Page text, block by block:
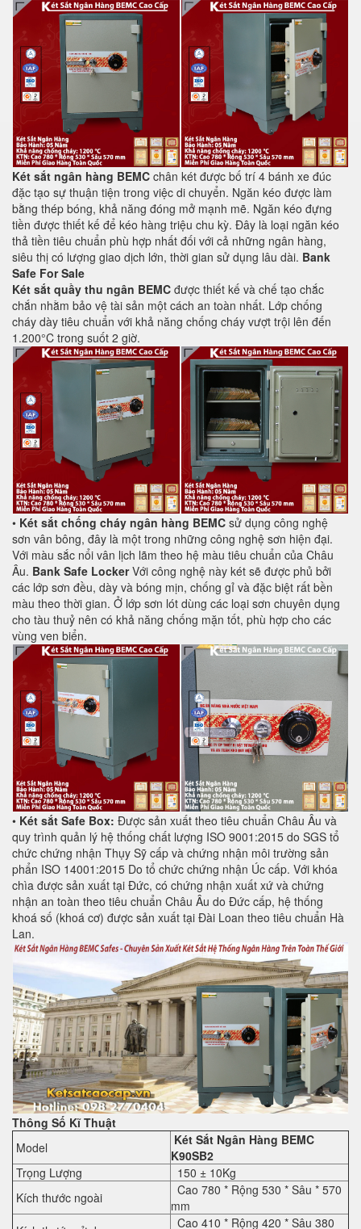
Két sắt ngân hàng BEMC chân két được bố trí 4 bánh xe đúc
đặc tạo sự thuận tiện trong việc di chuyển. Ngăn kéo được làm
bằng thép bóng, khả năng đóng mở mạnh mẽ. Ngăn kéo đựng
tiền được thiết kế để kéo hàng triệu chu kỳ. Đây là loại ngăn kéo
thả tiền tiêu chuẩn phù hợp nhất đối với cả những ngân hàng,
siêu thị có lượng giao dịch lớn, thời gian sử dụng lâu dài. Bank
Safe For Sale
Két sắt quầy thu ngân BEMC được thiết kế và chế tạo chắc
chắn nhằm bảo vệ tài sản một cách an toàn nhất. Lớp chống
cháy dày tiêu chuẩn với khả năng chống cháy vượt trội lên đến
1.200°C trong suốt 2 giờ.
• Két sắt chống cháy ngân hàng BEMC sử dụng công nghệ
sơn vân bông, đây là một trong những công nghệ sơn hiện đại.
Với màu sắc nổi vân lịch lãm theo hệ màu tiêu chuẩn của Châu
Âu. Bank Safe LockerVới công nghệ này két sẽ được phủ bởi
các lớp sơn đều, dày và bóng mịn, chống gỉ và đặc biệt rất bền
màu theo thời gian. Ở lớp sơn lót dùng các loại sơn chuyên dụng
cho tàu thuỷ nên có khả năng chống mặn tốt, phù hợp cho các
vùng ven biển.
• Két sắt Safe Box: Được sản xuất theo tiêu chuẩn Châu Âu và
quy trình quản lý hệ thống chất lượng ISO 9001:2015 do SGS tổ
chức chứng nhận Thụy Sỹ cấp và chứng nhận môi trường sản
phẩn ISO 14001:2015 Do tổ chức chứng nhận Úc cấp. Với khóa
chìa được sản xuất tại Đức, có chứng nhận xuất xứ và chứng
nhận an toàn theo tiêu chuẩn Châu Âu do Đức cấp, hệ thống
khoá số (khoá cơ) được sản xuất tại Đài Loan theo tiêu chuẩn Hà
Lan.
Thông Số Kĩ Thuật
Model
Két Sắt Ngân Hàng BEMC
K90SB2
Trọng Lượng
150 ± 10Kg
Kích thước ngoài
Cao 780 * Rộng 530 * Sâu * 570
mm
Cao 410 * Rộng 420 * Sâu 380